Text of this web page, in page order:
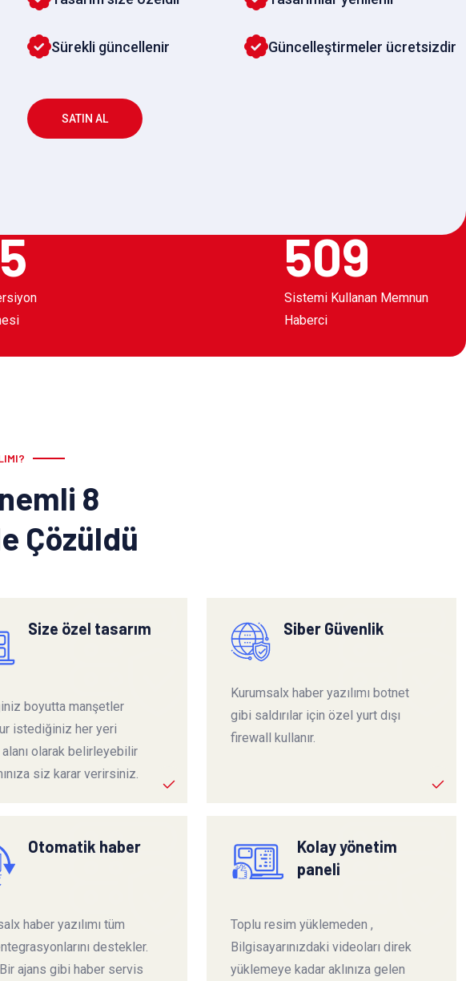
Sürekli güncellenir Güncelleştirmeler ücretsizdir
SATIN AL
509
Sistemi Kullanan Memnun
Haberci
8
Çözüldü
Size özel tasarım
boyutta manşetler
istediğiniz her yeri
olarak belirleyebilir
siz karar verirsiniz.
Siber Güvenlik
Kurumsalx haber yazılımı botnet
gibi saldırılar için özel yurt dışı
firewall kullanır.
Otomatik haber
haber yazılımı tüm
destekler.
ajans gibi haber servis
Kolay yönetim
paneli
Toplu resim yüklemeden ,
Bilgisayarınızdaki videoları direk
yüklemeye kadar aklınıza gelen